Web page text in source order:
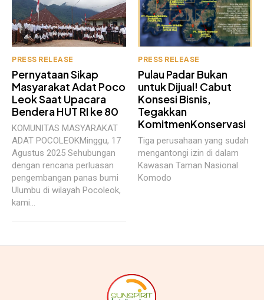
PRESS RELEASE
Pernyataan Sikap
Masyarakat Adat Poco
Leok Saat Upacara
Bendera HUT RI ke 80
KOMUNITAS MASYARAKAT
ADAT POCOLEOKMinggu, 17
Agustus 2025 Sehubungan
dengan rencana perluasan
pengembangan panas bumi
Ulumbu di wilayah Pocoleok,
kami...
PRESS RELEASE
Pulau Padar Bukan
untuk Dijual! Cabut
Konsesi Bisnis,
Tegakkan
KomitmenKonservasi
Tiga perusahaan yang sudah
mengantongi izin di dalam
Kawasan Taman Nasional
Komodo